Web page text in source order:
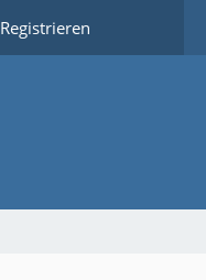
Registrieren